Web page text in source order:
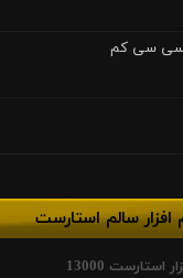
سی سی کم
افزار سالم استارست
استارست 13000